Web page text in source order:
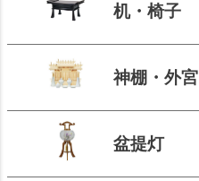
机・椅子
神棚・外宮
盆提灯